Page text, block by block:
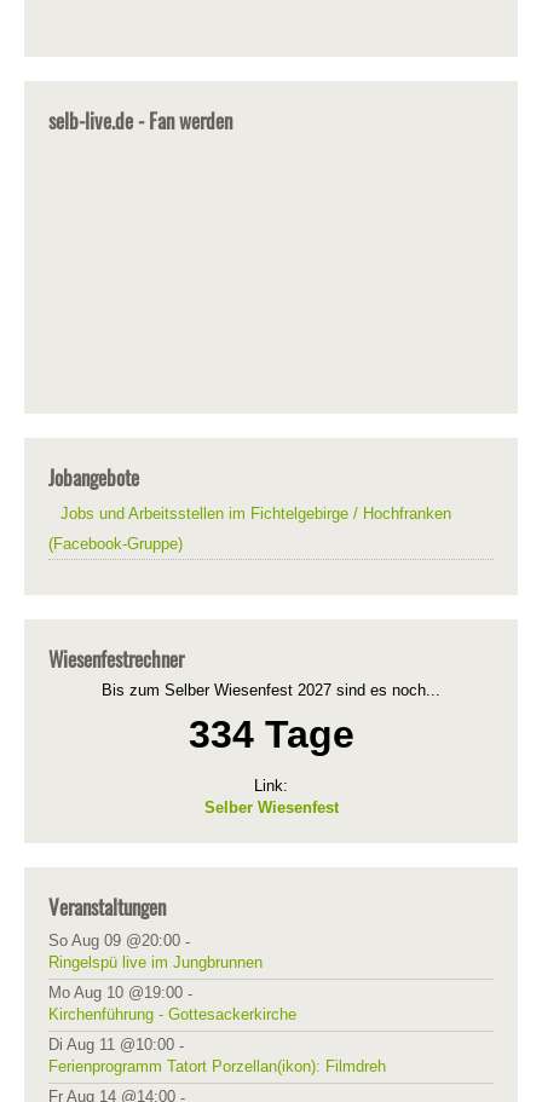
selb-live.de - Fan werden
Jobangebote
Jobs und Arbeitsstellen im Fichtelgebirge / Hochfranken
(Facebook-Gruppe)
Wiesenfestrechner
Bis zum Selber Wiesenfest 2027 sind es noch...
334 Tage
Link:
Selber Wiesenfest
Veranstaltungen
So Aug 09 @20:00 -
Ringelspü live im Jungbrunnen
Mo Aug 10 @19:00 -
Kirchenführung - Gottesackerkirche
Di Aug 11 @10:00 -
Ferienprogramm Tatort Porzellan(ikon): Filmdreh
Fr Aug 14 @14:00 -